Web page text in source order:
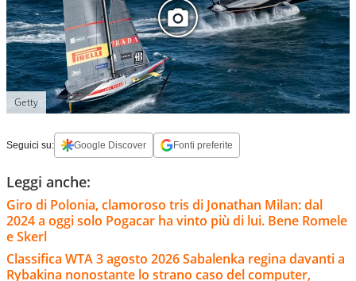
Getty
Seguici su: Google Discover Fonti preferite
Leggi anche:
Giro di Polonia, clamoroso tris di Jonathan Milan: dal
2024 a oggi solo Pogacar ha vinto più di lui. Bene Romele
e Skerl
Classifica WTA 3 agosto 2026 Sabalenka regina davanti a
Rybakina nonostante lo strano caso del computer,